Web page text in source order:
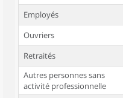
Employés
Ouvriers
Retraités
Autres personnes sans
activité professionnelle